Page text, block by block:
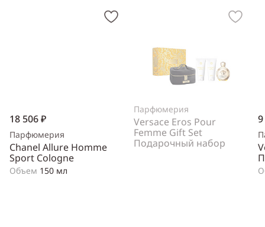
18 506 ₽
Парфюмерия
Chanel Allure Homme
Sport Cologne
Объем 150 мл
Парфюмерия
Versace Eros Pour
Femme Gift Set
Подарочный набор